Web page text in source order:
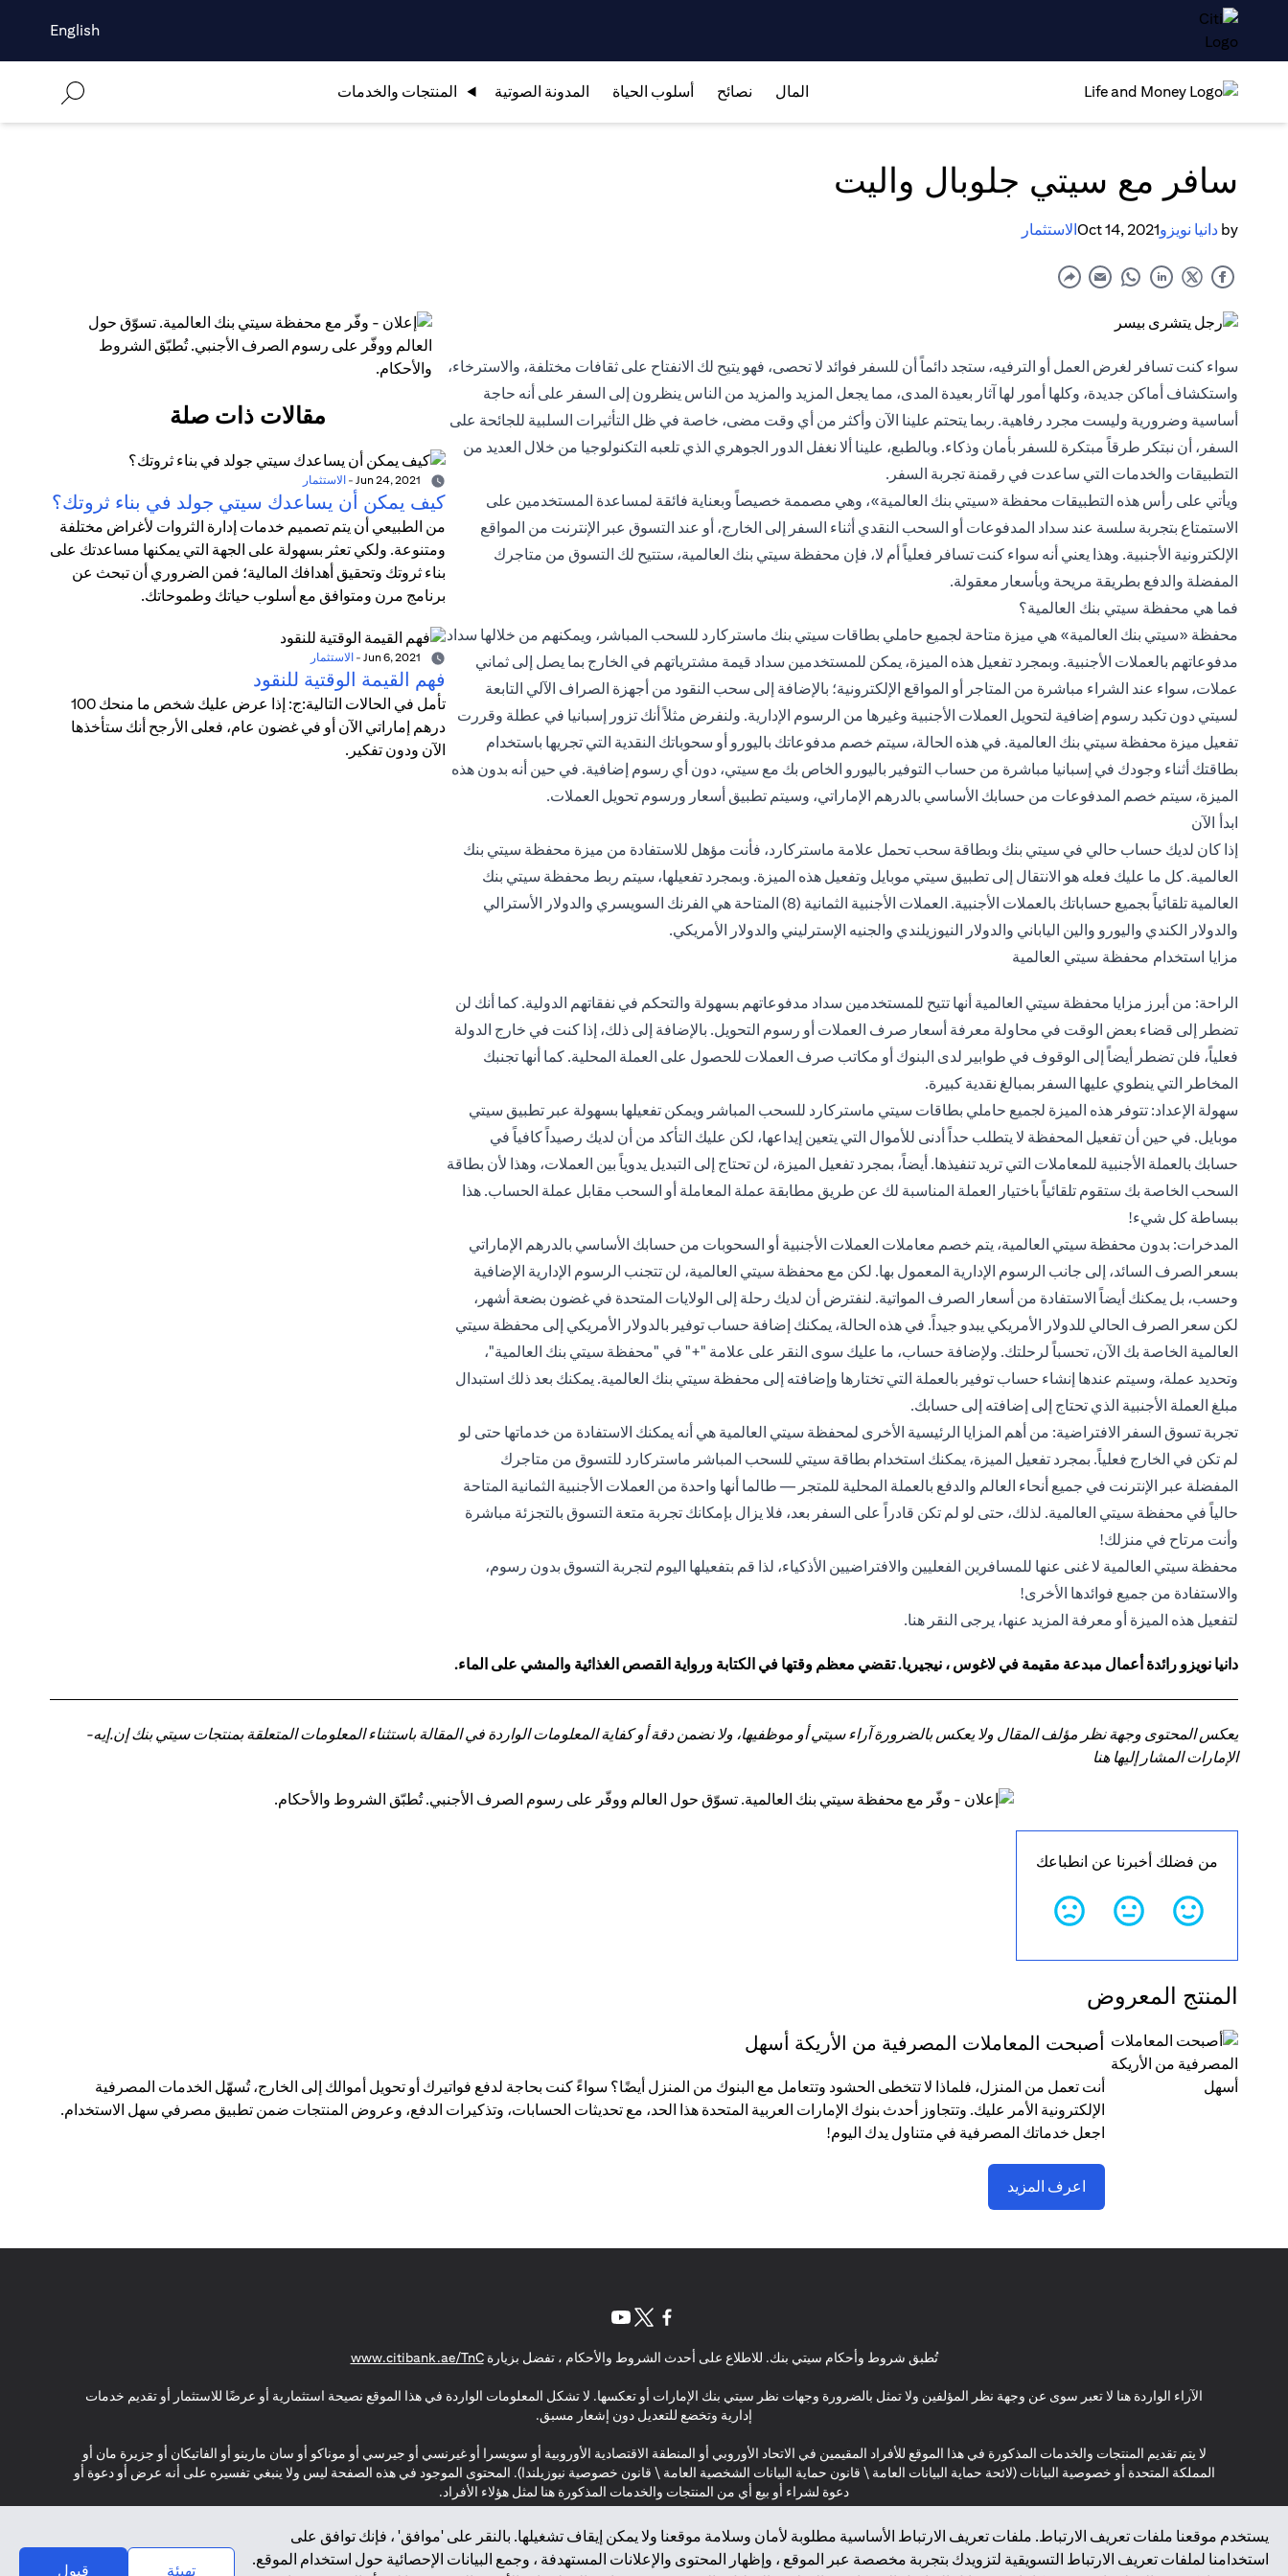
English
المال نصائح أسلوب الحياة المدونة الصوتية المنتجات والخدمات
سافر مع سيتي جلوبال واليت
by دانيا نويزوOct 14, 2021الاستثمار
سواء كنت تسافر لغرض العمل أو الترفيه، ستجد دائماً أن للسفر فوائد لا تحصى، فهو يتيح لك الانفتاح على ثقافات مختلفة، والاسترخاء،
واستكشاف أماكن جديدة، وكلها أمور لها آثار بعيدة المدى، مما يجعل المزيد والمزيد من الناس ينظرون إلى السفر على أنه حاجة
أساسية وضرورية وليست مجرد رفاهية. ربما يتحتم علينا الآن وأكثر من أي وقت مضى، خاصة في ظل التأثيرات السلبية للجائحة على
السفر، أن نبتكر طرقاً مبتكرة للسفر بأمان وذكاء. وبالطبع، علينا ألا نغفل الدور الجوهري الذي تلعبه التكنولوجيا من خلال العديد من
التطبيقات والخدمات التي ساعدت في رقمنة تجربة السفر.
ويأتي على رأس هذه التطبيقات محفظة «سيتي بنك العالمية»، وهي مصممة خصيصاً وبعناية فائقة لمساعدة المستخدمين على
الاستمتاع بتجربة سلسة عند سداد المدفوعات أو السحب النقدي أثناء السفر إلى الخارج، أو عند التسوق عبر الإنترنت من المواقع
الإلكترونية الأجنبية. وهذا يعني أنه سواء كنت تسافر فعلياً أم لا، فإن محفظة سيتي بنك العالمية، ستتيح لك التسوق من متاجرك
المفضلة والدفع بطريقة مريحة وبأسعار معقولة.
فما هي محفظة سيتي بنك العالمية؟
محفظة «سيتي بنك العالمية» هي ميزة متاحة لجميع حاملي بطاقات سيتي بنك ماستركارد للسحب المباشر، ويمكنهم من خلالها سداد
مدفوعاتهم بالعملات الأجنبية. وبمجرد تفعيل هذه الميزة، يمكن للمستخدمين سداد قيمة مشترياتهم في الخارج بما يصل إلى ثماني
عملات، سواء عند الشراء مباشرة من المتاجر أو المواقع الإلكترونية؛ بالإضافة إلى سحب النقود من أجهزة الصراف الآلي التابعة
لسيتي دون تكبد رسوم إضافية لتحويل العملات الأجنبية وغيرها من الرسوم الإدارية. ولنفرض مثلاً أنك تزور إسبانيا في عطلة وقررت
تفعيل ميزة محفظة سيتي بنك العالمية. في هذه الحالة، سيتم خصم مدفوعاتك باليورو أو سحوباتك النقدية التي تجريها باستخدام
بطاقتك أثناء وجودك في إسبانيا مباشرة من حساب التوفير باليورو الخاص بك مع سيتي، دون أي رسوم إضافية. في حين أنه بدون هذه
الميزة، سيتم خصم المدفوعات من حسابك الأساسي بالدرهم الإماراتي، وسيتم تطبيق أسعار ورسوم تحويل العملات.
ابدأ الآن
إذا كان لديك حساب حالي في سيتي بنك وبطاقة سحب تحمل علامة ماستركارد، فأنت مؤهل للاستفادة من ميزة محفظة سيتي بنك
العالمية. كل ما عليك فعله هو الانتقال إلى تطبيق سيتي موبايل وتفعيل هذه الميزة. وبمجرد تفعيلها، سيتم ربط محفظة سيتي بنك
العالمية تلقائياً بجميع حساباتك بالعملات الأجنبية. العملات الأجنبية الثمانية (8) المتاحة هي الفرنك السويسري والدولار الأسترالي
والدولار الكندي واليورو والين الياباني والدولار النيوزيلندي والجنيه الإسترليني والدولار الأمريكي.
مزايا استخدام محفظة سيتي العالمية
الراحة: من أبرز مزايا محفظة سيتي العالمية أنها تتيح للمستخدمين سداد مدفوعاتهم بسهولة والتحكم في نفقاتهم الدولية. كما أنك لن
تضطر إلى قضاء بعض الوقت في محاولة معرفة أسعار صرف العملات أو رسوم التحويل. بالإضافة إلى ذلك، إذا كنت في خارج الدولة
فعلياً، فلن تضطر أيضاً إلى الوقوف في طوابير لدى البنوك أو مكاتب صرف العملات للحصول على العملة المحلية. كما أنها تجنبك
المخاطر التي ينطوي عليها السفر بمبالغ نقدية كبيرة.
سهولة الإعداد: تتوفر هذه الميزة لجميع حاملي بطاقات سيتي ماستركارد للسحب المباشر ويمكن تفعيلها بسهولة عبر تطبيق سيتي
موبايل. في حين أن تفعيل المحفظة لا يتطلب حداً أدنى للأموال التي يتعين إيداعها، لكن عليك التأكد من أن لديك رصيداً كافياً في
حسابك بالعملة الأجنبية للمعاملات التي تريد تنفيذها. أيضاً، بمجرد تفعيل الميزة، لن تحتاج إلى التبديل يدوياً بين العملات، وهذا لأن بطاقة
السحب الخاصة بك ستقوم تلقائياً باختيار العملة المناسبة لك عن طريق مطابقة عملة المعاملة أو السحب مقابل عملة الحساب. هذا
ببساطة كل شيء!
المدخرات: بدون محفظة سيتي العالمية، يتم خصم معاملات العملات الأجنبية أو السحوبات من حسابك الأساسي بالدرهم الإماراتي
بسعر الصرف السائد، إلى جانب الرسوم الإدارية المعمول بها. لكن مع محفظة سيتي العالمية، لن تتجنب الرسوم الإدارية الإضافية
وحسب، بل يمكنك أيضاً الاستفادة من أسعار الصرف المواتية. لنفترض أن لديك رحلة إلى الولايات المتحدة في غضون بضعة أشهر،
لكن سعر الصرف الحالي للدولار الأمريكي يبدو جيداً. في هذه الحالة، يمكنك إضافة حساب توفير بالدولار الأمريكي إلى محفظة سيتي
العالمية الخاصة بك الآن، تحسباً لرحلتك. ولإضافة حساب، ما عليك سوى النقر على علامة "+" في "محفظة سيتي بنك العالمية"،
وتحديد عملة، وسيتم عندها إنشاء حساب توفير بالعملة التي تختارها وإضافته إلى محفظة سيتي بنك العالمية. يمكنك بعد ذلك استبدال
مبلغ العملة الأجنبية الذي تحتاج إلى إضافته إلى حسابك.
تجربة تسوق السفر الافتراضية: من أهم المزايا الرئيسية الأخرى لمحفظة سيتي العالمية هي أنه يمكنك الاستفادة من خدماتها حتى لو
لم تكن في الخارج فعلياً. بمجرد تفعيل الميزة، يمكنك استخدام بطاقة سيتي للسحب المباشر ماستركارد للتسوق من متاجرك
المفضلة عبر الإنترنت في جميع أنحاء العالم والدفع بالعملة المحلية للمتجر — طالما أنها واحدة من العملات الأجنبية الثمانية المتاحة
حالياً في محفظة سيتي العالمية. لذلك، حتى لو لم تكن قادراً على السفر بعد، فلا يزال بإمكانك تجربة متعة التسوق بالتجزئة مباشرة
وأنت مرتاح في منزلك!
محفظة سيتي العالمية لا غنى عنها للمسافرين الفعليين والافتراضيين الأذكياء، لذا قم بتفعيلها اليوم لتجربة التسوق بدون رسوم،
والاستفادة من جميع فوائدها الأخرى!
لتفعيل هذه الميزة أو معرفة المزيد عنها، يرجى النقر هنا.
مقالات ذات صلة
- الاستثمار
كيف يمكن أن يساعدك سيتي جولد في بناء ثروتك؟
من الطبيعي أن يتم تصميم خدمات إدارة الثروات لأغراض مختلفة
ومتنوعة. ولكي تعثر بسهولة على الجهة التي يمكنها مساعدتك على
بناء ثروتك وتحقيق أهدافك المالية؛ فمن الضروري أن تبحث عن
برنامج مرن ومتوافق مع أسلوب حياتك وطموحاتك.
- الاستثمار
فهم القيمة الوقتية للنقود
تأمل في الحالات التالية:ج: إذا عرض عليك شخص ما منحك 100
درهم إماراتي الآن أو في غضون عام، فعلى الأرجح أنك ستأخذها
الآن ودون تفكير.
دانيا نويزو رائدة أعمال مبدعة مقيمة في لاغوس ، نيجيريا. تقضي معظم وقتها في الكتابة ورواية القصص الغذائية والمشي على الماء.
يعكس المحتوى وجهة نظر مؤلف المقال ولا يعكس بالضرورة آراء سيتي أو موظفيها، ولا نضمن دقة أو كفاية المعلومات الواردة في المقالة باستثناء المعلومات المتعلقة بمنتجات سيتي بنك إن.إيه-
الإمارات المشار إليها هنا
من فضلك أخبرنا عن انطباعك
المنتج المعروض
أصبحت المعاملات المصرفية من الأريكة أسهل
أنت تعمل من المنزل، فلماذا لا تتخطى الحشود وتتعامل مع البنوك من المنزل أيضًا؟ سواءً كنت بحاجة لدفع فواتيرك أو تحويل أموالك إلى الخارج، تُسهّل الخدمات المصرفية
الإلكترونية الأمر عليك. وتتجاوز أحدث بنوك الإمارات العربية المتحدة هذا الحد، مع تحديثات الحسابات، وتذكيرات الدفع، وعروض المنتجات ضمن تطبيق مصرفي سهل الاستخدام.
اجعل خدماتك المصرفية في متناول يدك اليوم!
اعرف المزيد
يستخدم موقعنا ملفات تعريف الارتباط. ملفات تعريف الارتباط الأساسية مطلوبة لأمان وسلامة موقعنا ولا يمكن إيقاف تشغيلها. بالنقر على 'موافق' ، فإنك توافق على
استخدامنا لملفات تعريف الارتباط التسويقية لتزويدك بتجربة مخصصة عبر الموقع ، وإظهار المحتوى والإعلانات المستهدفة ، وجمع البيانات الإحصائية حول استخدام الموقع.
تهيئة قبول
تُطبق شروط وأحكام سيتي بنك. للاطلاع على أحدث الشروط والأحكام ، تفضل بزيارةwww.citibank.ae/TnC
(opens in a new tab)
الآراء الواردة هنا لا تعبر سوى عن وجهة نظر المؤلفين ولا تمثل بالضرورة وجهات نظر سيتي بنك الإمارات أو تعكسها. لا تشكل المعلومات الواردة في هذا الموقع نصيحة استثمارية أو عرضًا للاستثمار أو تقديم خدمات
إدارية وتخضع للتعديل دون إشعار مسبق.
لا يتم تقديم المنتجات والخدمات المذكورة في هذا الموقع للأفراد المقيمين في الاتحاد الأوروبي أو المنطقة الاقتصادية الأوروبية أو سويسرا أو غيرنسي أو جيرسي أو موناكو أو سان مارينو أو الفاتيكان أو جزيرة مان أو
المملكة المتحدة أو خصوصية البيانات (لائحة حماية البيانات العامة \ قانون حماية البيانات الشخصية العامة \ قانون خصوصية نيوزيلندا). المحتوى الموجود في هذه الصفحة ليس ولا ينبغي تفسيره على أنه عرض أو دعوة أو
دعوة لشراء أو بيع أي من المنتجات والخدمات المذكورة هنا لمثل هؤلاء الأفراد.
*GDPR – اللائحة العامة لحماية البيانات؛ * LGPD – Lei Geral de Proteção de Dados Pessoais ; *NZPA – قانون الخصوصية النيوزيلندي